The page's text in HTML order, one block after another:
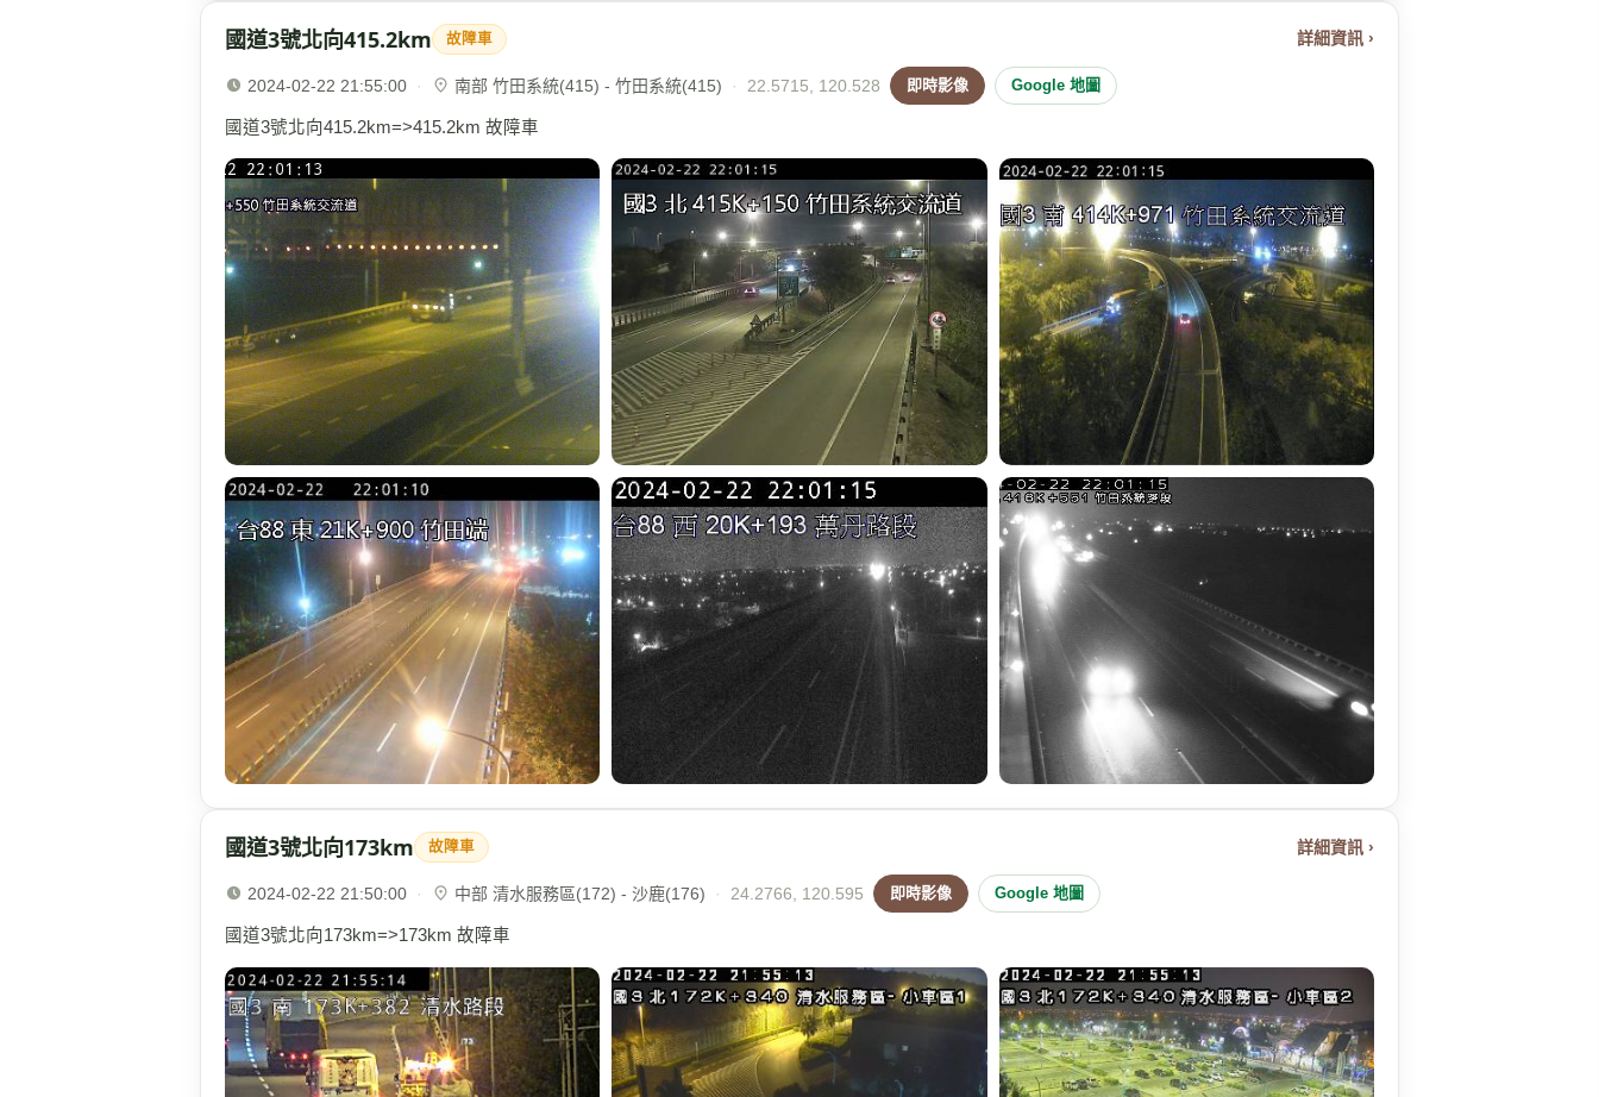
國道3號北向415.2km 故障車 詳細資訊 ›
2024-02-22 21:55:00 · 南部 竹田系統(415) - 竹田系統(415) · 22.5715, 120.528 即時影像 Google 地圖
國道3號北向415.2km=>415.2km 故障車
國道3號北向173km 故障車 詳細資訊 ›
2024-02-22 21:50:00 · 中部 清水服務區(172) - 沙鹿(176) · 24.2766, 120.595 即時影像 Google 地圖
國道3號北向173km=>173km 故障車